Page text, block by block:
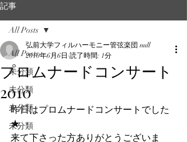
記事
All Posts
未分類
未分類
未分類
未分類
All Posts
プロムナードコンサート
2010
弘前大学フィルハーモニー管弦楽団 null
2010年6月6日 読了時間: 1分
昨日はプロムナードコンサートでした
★
来て下さった方ありがとうございま